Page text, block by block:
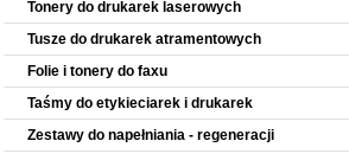
Tonery do drukarek laserowych
Tusze do drukarek atramentowych
Folie i tonery do faxu
Taśmy do etykieciarek i drukarek
Zestawy do napełniania - regeneracji